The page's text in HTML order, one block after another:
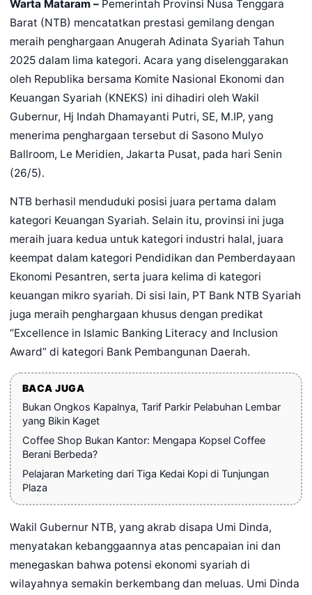
Warta Mataram – Pemerintah Provinsi Nusa Tenggara
Barat (NTB) mencatatkan prestasi gemilang dengan
meraih penghargaan Anugerah Adinata Syariah Tahun
2025 dalam lima kategori. Acara yang diselenggarakan
oleh Republika bersama Komite Nasional Ekonomi dan
Keuangan Syariah (KNEKS) ini dihadiri oleh Wakil
Gubernur, Hj Indah Dhamayanti Putri, SE, M.IP, yang
menerima penghargaan tersebut di Sasono Mulyo
Ballroom, Le Meridien, Jakarta Pusat, pada hari Senin
(26/5).
NTB berhasil menduduki posisi juara pertama dalam
kategori Keuangan Syariah. Selain itu, provinsi ini juga
meraih juara kedua untuk kategori industri halal, juara
keempat dalam kategori Pendidikan dan Pemberdayaan
Ekonomi Pesantren, serta juara kelima di kategori
keuangan mikro syariah. Di sisi lain, PT Bank NTB Syariah
juga meraih penghargaan khusus dengan predikat
“Excellence in Islamic Banking Literacy and Inclusion
Award” di kategori Bank Pembangunan Daerah.
BACA JUGA
Bukan Ongkos Kapalnya, Tarif Parkir Pelabuhan Lembar
yang Bikin Kaget
Coffee Shop Bukan Kantor: Mengapa Kopsel Coffee
Berani Berbeda?
Pelajaran Marketing dari Tiga Kedai Kopi di Tunjungan
Plaza
Wakil Gubernur NTB, yang akrab disapa Umi Dinda,
menyatakan kebanggaannya atas pencapaian ini dan
menegaskan bahwa potensi ekonomi syariah di
wilayahnya semakin berkembang dan meluas. Umi Dinda